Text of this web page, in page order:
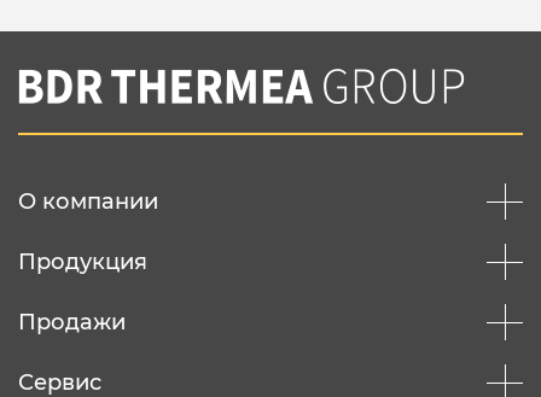
О компании
Продукция
Продажи
Сервис